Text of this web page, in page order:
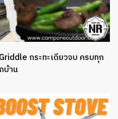
กระทะเดียวจบ ครบทุก
บ้าน